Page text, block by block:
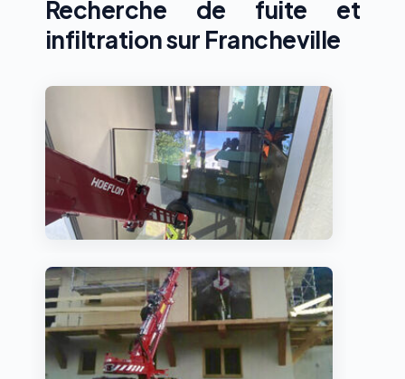
Recherche de fuite et
infiltration sur Francheville